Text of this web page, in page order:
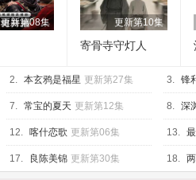
更新第08集 更新第10集
寄骨寺守灯人
2. 本玄鸦是福星 更新第27集 3. 锋
7. 常宝的夏天 更新第12集 8. 深
12. 喀什恋歌 更新第06集 13.
17. 良陈美锦 更新第30集 18.